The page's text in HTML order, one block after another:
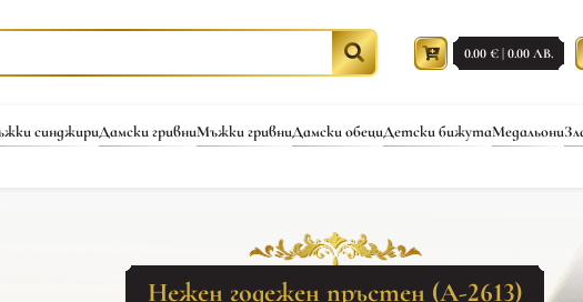
0.00 € | 0.00 ЛВ.
синджириДамски гривниМъжки гривниДамски обециДетски бижутаМедальони
Нежен годежен пръстен (A-2613)